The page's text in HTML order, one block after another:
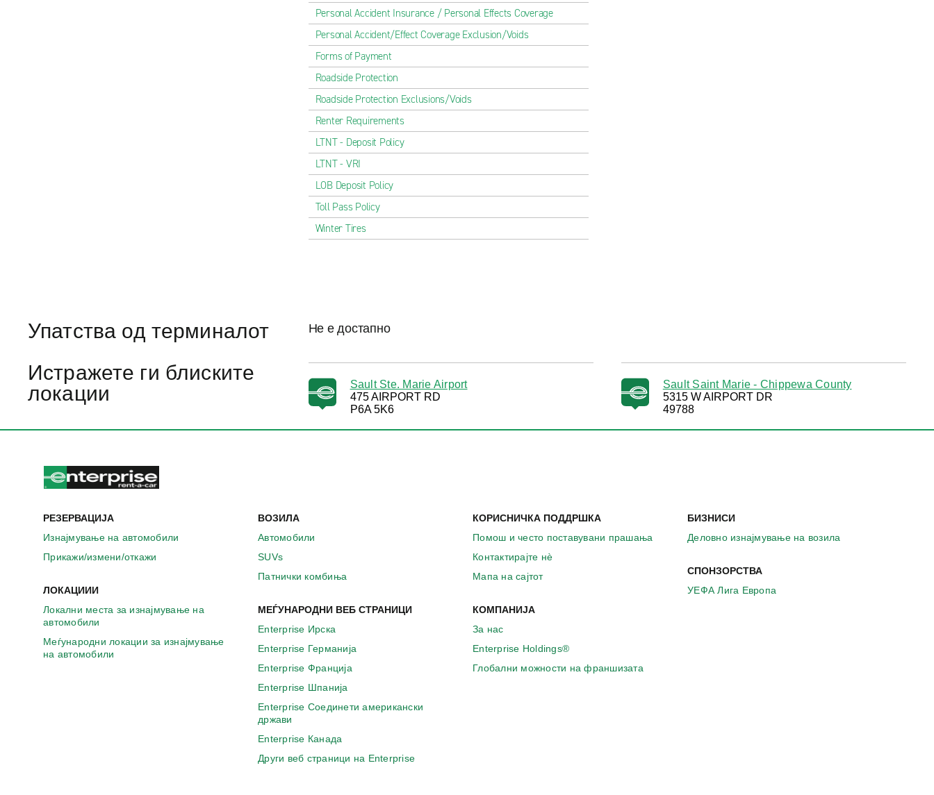
Personal Accident Insurance / Personal Effects Coverage
Personal Accident/Effect Coverage Exclusion/Voids
Forms of Payment
Roadside Protection
Roadside Protection Exclusions/Voids
Renter Requirements
LTNT - Deposit Policy
LTNT - VRI
LOB Deposit Policy
Toll Pass Policy
Winter Tires
Упатства од терминалот Не е достапно
Истражете ги блиските
локации
Sault Ste. Marie Airport
475 AIRPORT RD
P6A 5K6
Sault Saint Marie - Chippewa County
5315 W AIRPORT DR
49788
РЕЗЕРВАЦИЈА
Изнајмување на автомобили
Прикажи/измени/откажи
ЛОКАЦИИИ
Локални места за изнајмување на
автомобили
Меѓународни локации за изнајмување
на автомобили
ВОЗИЛА
Автомобили
SUVs
Патнички комбиња
МЕЃУНАРОДНИ ВЕБ СТРАНИЦИ
Enterprise Ирска
Enterprise Германија
Enterprise Франција
Enterprise Шпанија
Enterprise Соединети американски
држави
Enterprise Канада
Други веб страници на Enterprise
КОРИСНИЧКА ПОДДРШКА
Помош и често поставувани прашања
Контактирајте нѐ
Мапа на сајтот
КОМПАНИЈА
За нас
Enterprise Holdings®
Глобални можности на франшизата
БИЗНИСИ
Деловно изнајмување на возила
СПОНЗОРСТВА
УЕФА Лига Европа